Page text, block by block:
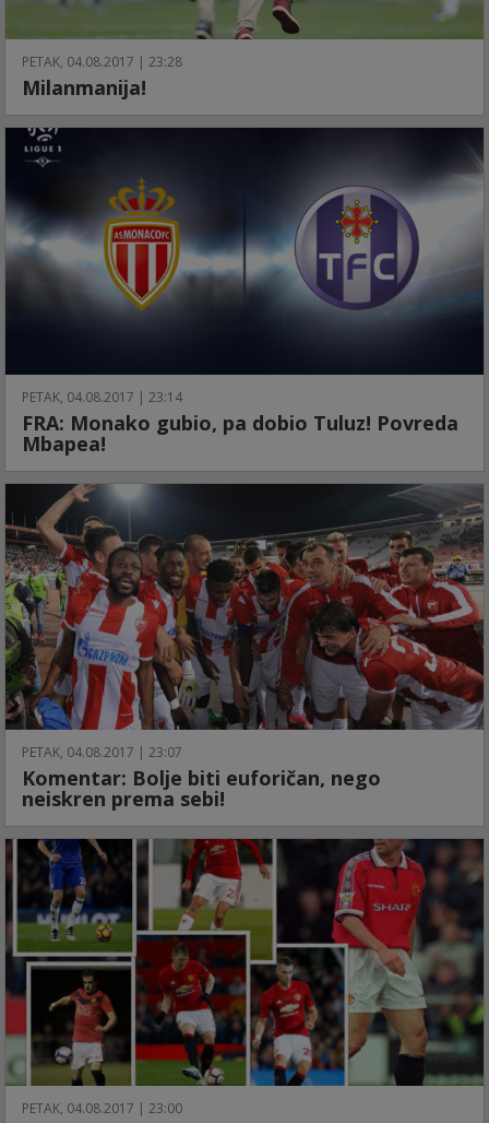
PETAK, 04.08.2017 | 23:28
Milanmanija!
PETAK, 04.08.2017 | 23:14
FRA: Monako gubio, pa dobio Tuluz! Povreda
Mbapea!
PETAK, 04.08.2017 | 23:07
Komentar: Bolje biti euforičan, nego
neiskren prema sebi!
PETAK, 04.08.2017 | 23:00